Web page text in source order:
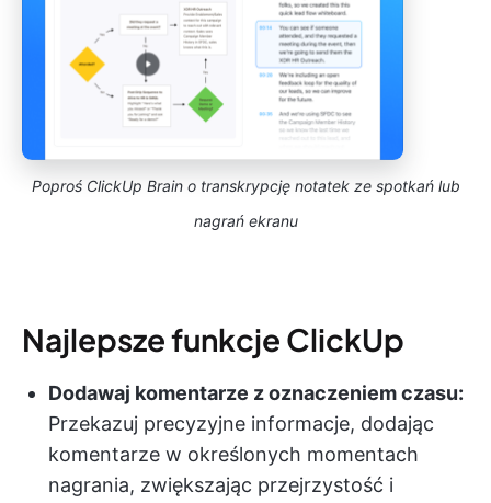
Poproś ClickUp Brain o transkrypcję notatek ze spotkań lub
nagrań ekranu
Najlepsze funkcje ClickUp
Dodawaj komentarze z oznaczeniem czasu:
Przekazuj precyzyjne informacje, dodając
komentarze w określonych momentach
nagrania, zwiększając przejrzystość i